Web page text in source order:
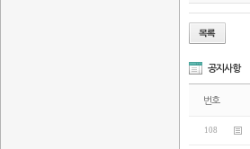
공지사항
번호
108